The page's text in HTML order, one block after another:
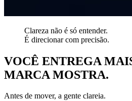
Clareza não é só entender.
É direcionarcom precisão.
VOCÊ ENTREGA
MARCA MOSTRA.
Antes de mover, a gente clareia.